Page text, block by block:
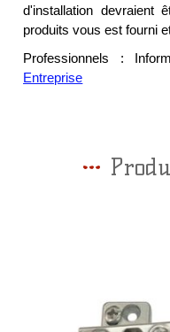
d'installation devraient
produits vous est fourni
Professionnels :
Entreprise